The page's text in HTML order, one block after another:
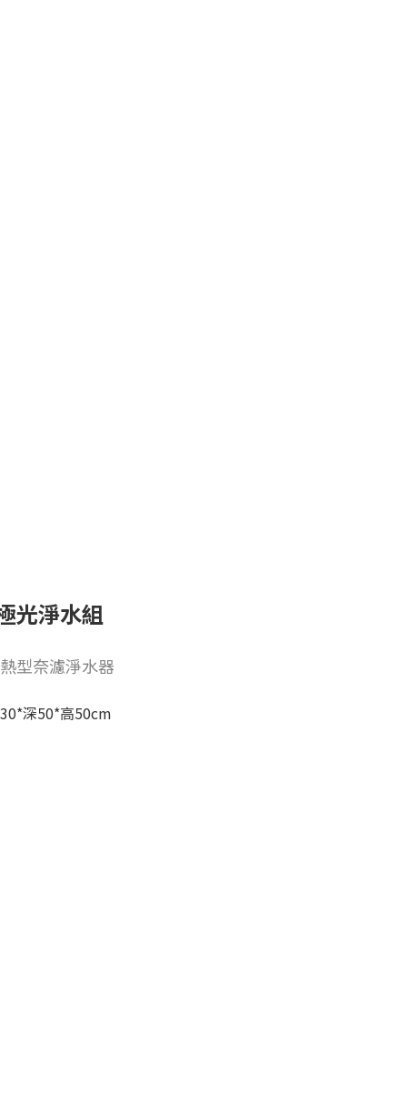
光淨水組
型奈濾淨水器
深50*高50cm